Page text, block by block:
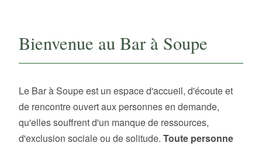
Bienvenue au Bar à Soupe
Le Bar à Soupe est un espace d'accueil, d'écoute et
de rencontre ouvert aux personnes en demande,
qu'elles souffrent d'un manque de ressources,
d'exclusion sociale ou de solitude. Toute personne